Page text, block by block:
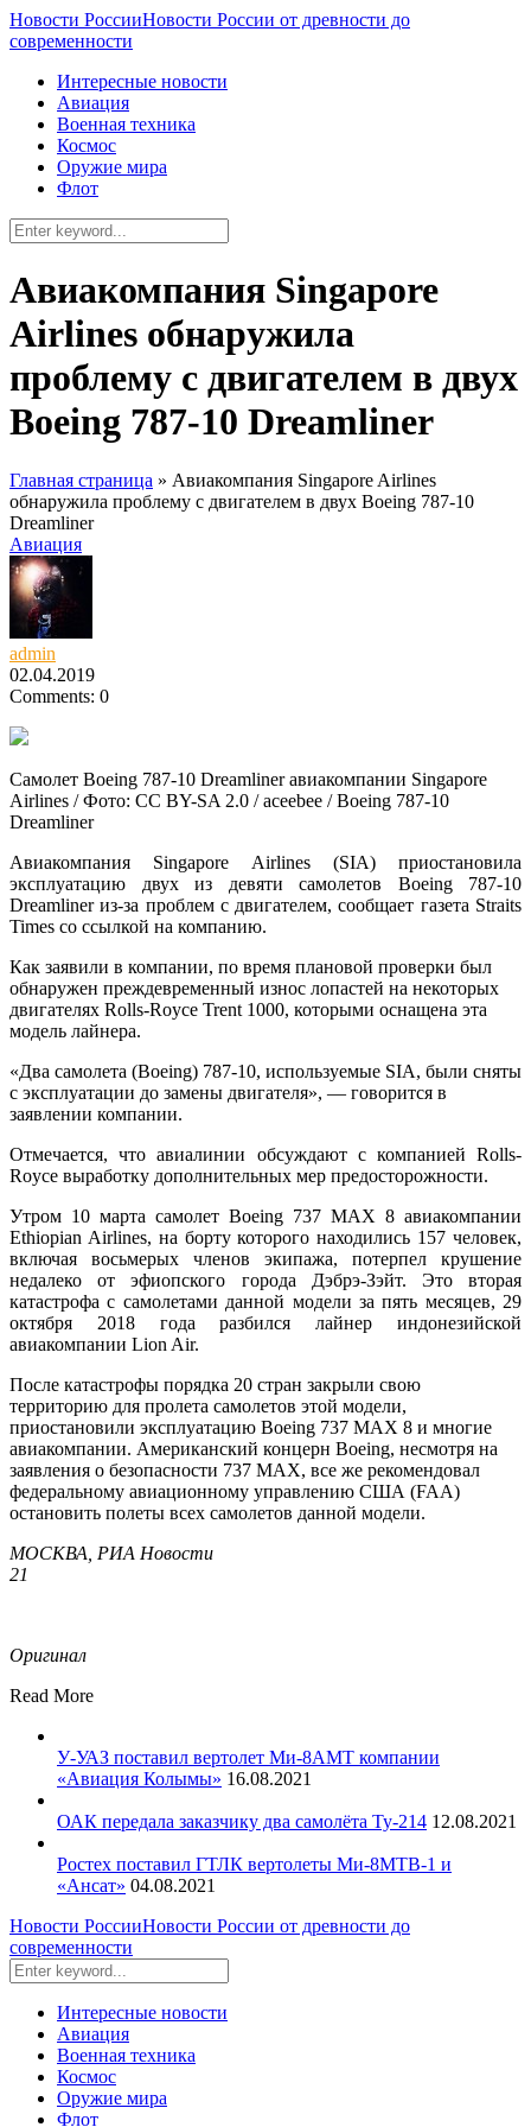
Новости РоссииНовости России от древности до
современности
Интересные новости
Авиация
Военная техника
Космос
Оружие мира
Флот
Авиакомпания Singapore
Airlines обнаружила
проблему с двигателем в двух
Boeing 787-10 Dreamliner
Главная страница » Авиакомпания Singapore Airlines
обнаружила проблему с двигателем в двух Boeing 787-10
Dreamliner
Авиация
admin
02.04.2019
Comments: 0
Самолет Boeing 787-10 Dreamliner авиакомпании Singapore
Airlines / Фото: CC BY-SA 2.0 / aceebee / Boeing 787-10
Dreamliner
Авиакомпания Singapore Airlines (SIA) приостановила
эксплуатацию двух из девяти самолетов Boeing 787-10
Dreamliner из-за проблем с двигателем, сообщает газета Straits
Times со ссылкой на компанию.
Как заявили в компании, по время плановой проверки был
обнаружен преждевременный износ лопастей на некоторых
двигателях Rolls-Royce Trent 1000, которыми оснащена эта
модель лайнера.
«Два самолета (Boeing) 787-10, используемые SIA, были сняты
с эксплуатации до замены двигателя», — говорится в
заявлении компании.
Отмечается, что авиалинии обсуждают с компанией Rolls-
Royce выработку дополнительных мер предосторожности.
Утром 10 марта самолет Boeing 737 MAX 8 авиакомпании
Ethiopian Airlines, на борту которого находились 157 человек,
включая восьмерых членов экипажа, потерпел крушение
недалеко от эфиопского города Дэбрэ-Зэйт. Это вторая
катастрофа с самолетами данной модели за пять месяцев, 29
октября 2018 года разбился лайнер индонезийской
авиакомпании Lion Air.
После катастрофы порядка 20 стран закрыли свою
территорию для пролета самолетов этой модели,
приостановили эксплуатацию Boeing 737 MAX 8 и многие
авиакомпании. Американский концерн Boeing, несмотря на
заявления о безопасности 737 MAX, все же рекомендовал
федеральному авиационному управлению США (FAA)
остановить полеты всех самолетов данной модели.
МОСКВА, РИА Новости
21
Оригинал
Read More
У-УАЗ поставил вертолет Ми-8АМТ компании
«Авиация Колымы» 16.08.2021
ОАК передала заказчику два самолёта Ту-214 12.08.2021
Ростех поставил ГТЛК вертолеты Ми-8МТВ-1 и
«Ансат» 04.08.2021
Новости РоссииНовости России от древности до
современности
Интересные новости
Авиация
Военная техника
Космос
Оружие мира
Флот